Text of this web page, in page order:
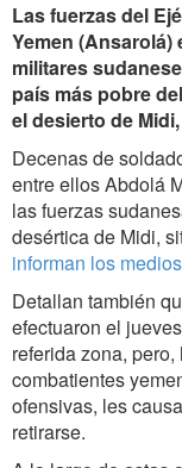
Las fuerzas del
Yemen (Ansarolá)
militares
país más pobre
el desierto de
Decenas de
entre ellos Abdolá
las fuerzas
desértica de Midi,
informan los
Detallan también
efectuaron el
referida zona,
combatientes
ofensivas, les
retirarse.